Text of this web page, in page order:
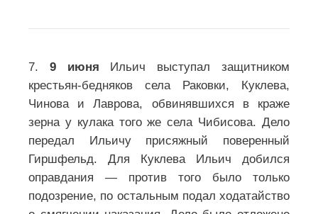
7. 9 июня Ильич выступал защитником
крестьян-бедняков села Раковки, Куклева,
Чинова и Лаврова, обвинявшихся в краже
зерна у кулака того же села Чибисова. Дело
передал Ильичу присяжный поверенный
Гиршфельд. Для Куклева Ильич добился
оправдания — против того было только
подозрение, по остальным подал ходатайство